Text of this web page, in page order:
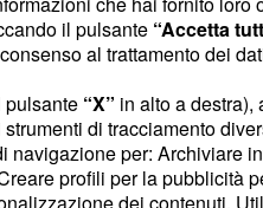
il pulsante “Accetta
al trattamento dei
pulsante “X” in alto a
di tracciamento
navigazione per: Archiviare
profili per la pubblicità